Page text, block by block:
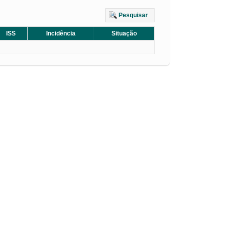
Pesquisar
ISS Incidência
Situação